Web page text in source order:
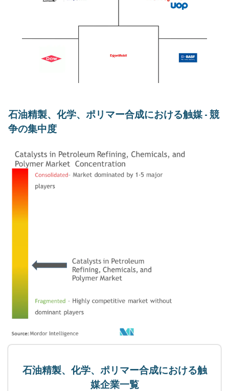
石油精製、化学、ポリマー合成における触媒 - 競
争の集中度
石油精製、化学、ポリマー合成における触
媒企業一覧